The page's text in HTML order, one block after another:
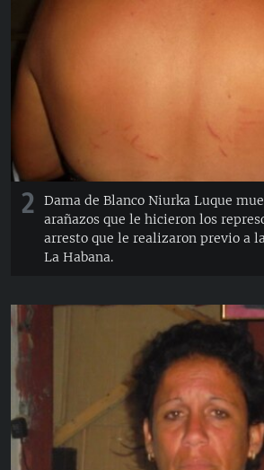
2
Dama de Blanco Niurka Luque
arañazos que le hicieron los
arresto que le realizaron previo a
La Habana.